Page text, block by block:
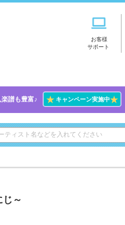
お客様
サポート
譜も豊富♪ ★キャンペーン実施中★
～